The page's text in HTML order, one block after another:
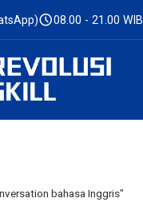
schedule08.00 - 21.00 WIB
bahasa Inggris"